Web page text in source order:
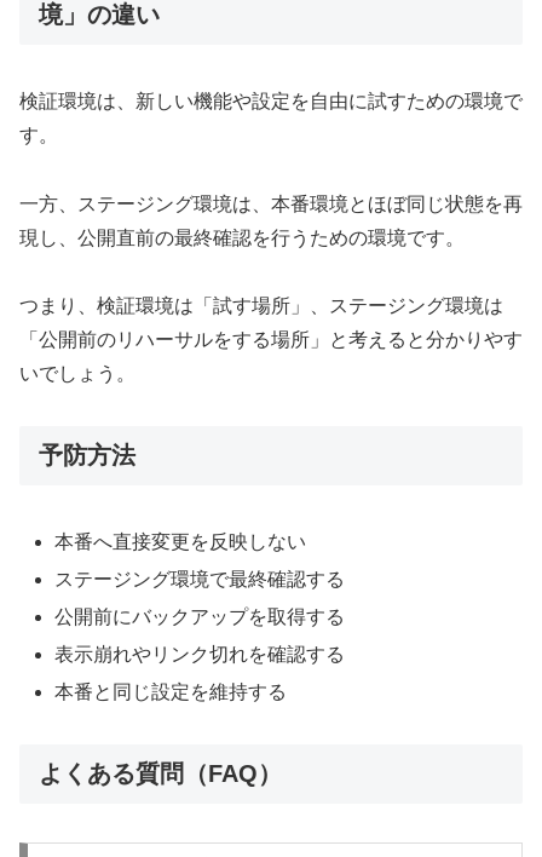
境」の違い
検証環境は、新しい機能や設定を自由に試すための環境で
す。
一方、ステージング環境は、本番環境とほぼ同じ状態を再
現し、公開直前の最終確認を行うための環境です。
つまり、検証環境は「試す場所」、ステージング環境は
「公開前のリハーサルをする場所」と考えると分かりやす
いでしょう。
予防方法
本番へ直接変更を反映しない
ステージング環境で最終確認する
公開前にバックアップを取得する
表示崩れやリンク切れを確認する
本番と同じ設定を維持する
よくある質問（FAQ）